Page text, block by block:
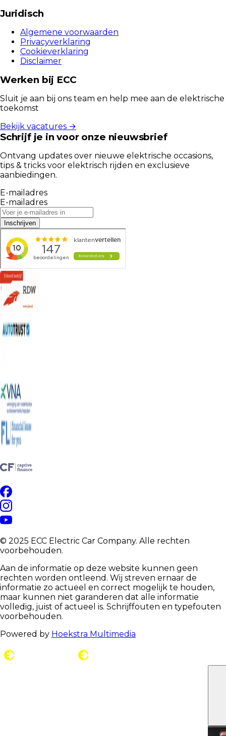
Juridisch
Algemene voorwaarden
Privacyverklaring
Cookieverklaring
Disclaimer
Werken bij ECC
Sluit je aan bij ons team en help mee aan de elektrische
toekomst
Bekijk vacatures →
Schrijf je in voor onze nieuwsbrief
Ontvang updates over nieuwe elektrische occasions,
tips & tricks voor elektrisch rijden en exclusieve
aanbiedingen.
E-mailadres
E-mailadres
Inschrijven
© 2025 ECC Electric Car Company. Alle rechten
voorbehouden.
Aan de informatie op deze website kunnen geen
rechten worden ontleend. Wij streven ernaar de
informatie zo actueel en correct mogelijk te houden,
maar kunnen niet garanderen dat alle informatie
volledig, juist of actueel is. Schrijffouten en typefouten
voorbehouden.
Powered by Hoekstra Multimedia